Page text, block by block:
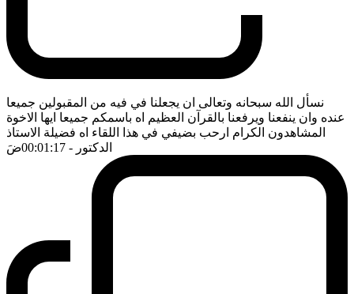
نسأل الله سبحانه وتعالى ان يجعلنا في فيه من المقبولين جميعا
عنده وان ينفعنا ويرفعنا بالقرآن العظيم اه باسمكم جميعا ايها الاخوة
المشاهدون الكرام ارحب بضيفي في هذا اللقاء اه فضيلة الاستاذ
الدكتور - 00:01:17 ضَ